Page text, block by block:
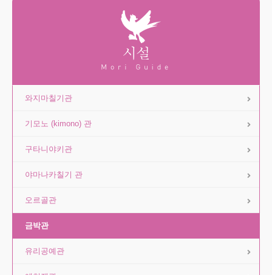
와지마칠기관
기모노 (kimono) 관
구타니야키관
야마나카칠기 관
오르골관
금박관
유리공예관